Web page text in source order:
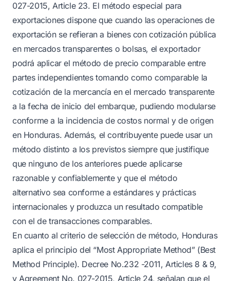
027-2015, Article 23. El método especial para
exportaciones dispone que cuando las operaciones de
exportación se refieran a bienes con cotización pública
en mercados transparentes o bolsas, el exportador
podrá aplicar el método de precio comparable entre
partes independientes tomando como comparable la
cotización de la mercancía en el mercado transparente
a la fecha de inicio del embarque, pudiendo modularse
conforme a la incidencia de costos normal y de origen
en Honduras. Además, el contribuyente puede usar un
método distinto a los previstos siempre que justifique
que ninguno de los anteriores puede aplicarse
razonable y confiablemente y que el método
alternativo sea conforme a estándares y prácticas
internacionales y produzca un resultado compatible
con el de transacciones comparables.
En cuanto al criterio de selección de método, Honduras
aplica el principio del “Most Appropriate Method” (Best
Method Principle). Decree No.232 -2011, Articles 8 & 9,
y Agreement No. 027-2015, Article 24, señalan que el